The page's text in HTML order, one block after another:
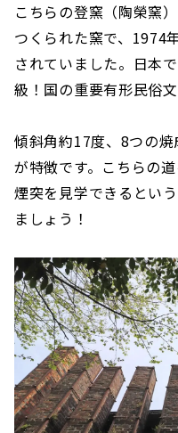
こちらの登窯（陶榮窯
つくられた窯で、1974
されていました。日本
級！国の重要有形民俗
傾斜角約17度、8つの
が特徴です。こちらの
煙突を見学できるとい
ましょう！